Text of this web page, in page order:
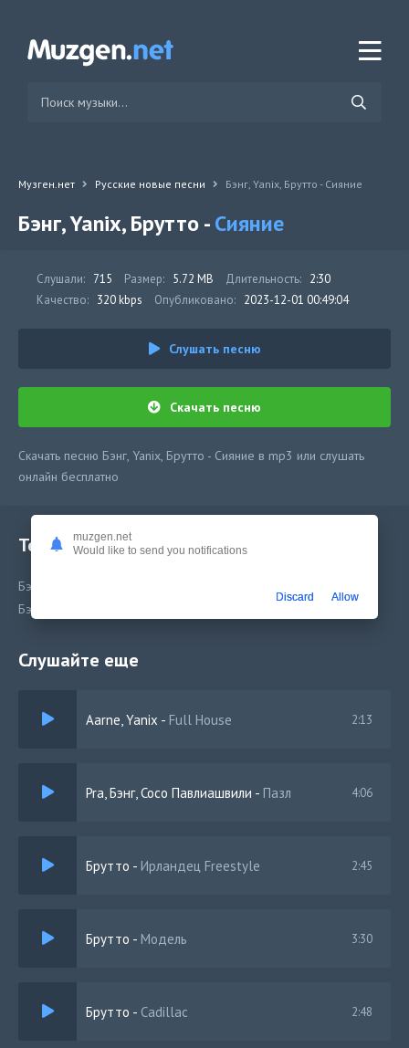
Музген.нет Русские новые песни Бэнг, Yanix, Брутто - Сияние
Бэнг, Yanix, Брутто -Сияние
Слушали: 715 Размер: 5.72 MB Длительность: 2:30
Качество: 320 kbps Опубликовано: 2023-12-01 00:49:04
Слушать песню
Скачать песню
Скачать песню Бэнг, Yanix, Брутто - Сияние в mp3 или слушать
онлайн бесплатно
Текст песни
Бэнг, Yanix, Брутто - Сияние
Бэнг, Yanix, Брутто - Сияние
Слушайте еще
Aarne, Yanix - Full House 2:13
Pra, Бэнг, Сосо Павлиашвили - Пазл 4:06
Брутто - Ирландец Freestyle 2:45
Брутто - Модель 3:30
Брутто - Cadillac 2:48
muzgen.net
Would like to send you notifications
Discard Allow